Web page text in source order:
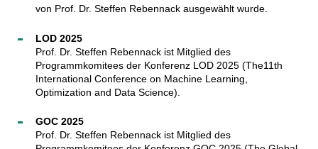
von Prof. Dr. Steffen Rebennack ausgewählt wurde.
LOD 2025
Prof. Dr. Steffen Rebennack ist Mitglied des
Programmkomitees der Konferenz LOD 2025 (The11th
International Conference on Machine Learning,
Optimization and Data Science).
GOC 2025
Prof. Dr. Steffen Rebennack ist Mitglied des